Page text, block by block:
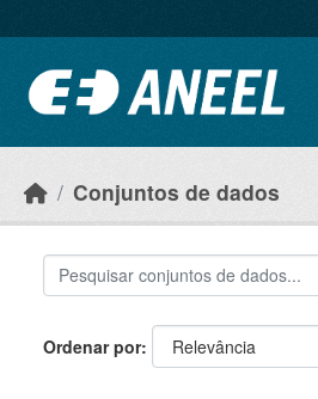
Conjuntos de dados
Ordenar por